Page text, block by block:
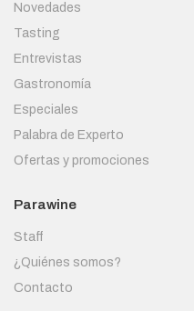
Novedades
Tasting
Entrevistas
Gastronomía
Especiales
Palabra de Experto
Ofertas y promociones
Parawine
Staff
¿Quiénes somos?
Contacto